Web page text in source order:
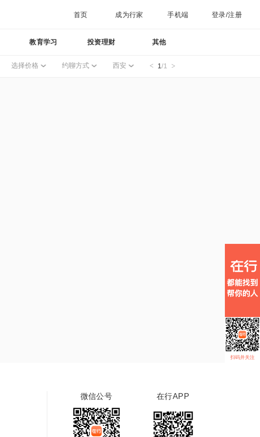
首页 成为行家 手机端 登录/注册
教育学习 投资理财 其他
选择价格 约聊方式 西安 1/1
扫码并关注
微信公号 在行APP